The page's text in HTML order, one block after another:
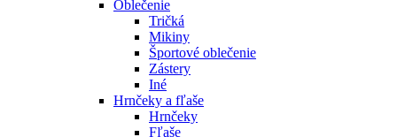
Oblečenie
Tričká
Mikiny
Športové oblečenie
Zástery
Iné
Hrnčeky a fľaše
Hrnčeky
Fľaše